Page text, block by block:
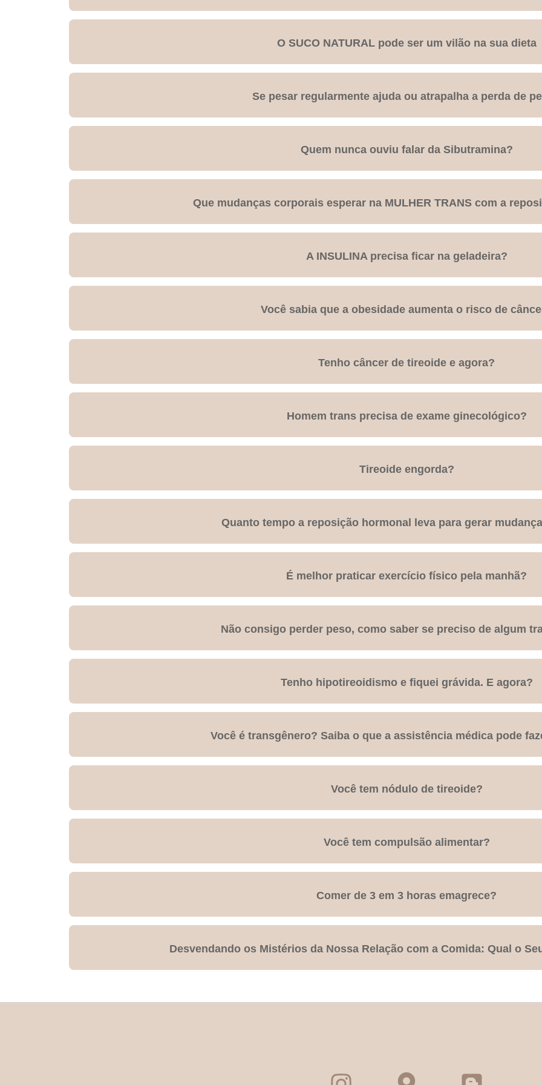
O SUCO NATURAL pode ser um vilão na sua dieta
Se pesar regularmente ajuda ou atrapalha a perda de
Quem nunca ouviu falar da Sibutramina?
Que mudanças corporais esperar na MULHER TRANS com a
A INSULINA precisa ficar na geladeira?
Você sabia que a obesidade aumenta o risco de
Tenho câncer de tireoide e agora?
Homem trans precisa de exame ginecológico?
Tireoide engorda?
Quanto tempo a reposição hormonal leva para gerar
É melhor praticar exercício físico pela manhã?
Não consigo perder peso, como saber se preciso de algum
Tenho hipotireoidismo e fiquei grávida. E agora?
Você é transgênero? Saiba o que a assistência médica pode
Você tem nódulo de tireoide?
Você tem compulsão alimentar?
Comer de 3 em 3 horas emagrece?
Desvendando os Mistérios da Nossa Relação com a Comida: Qual o